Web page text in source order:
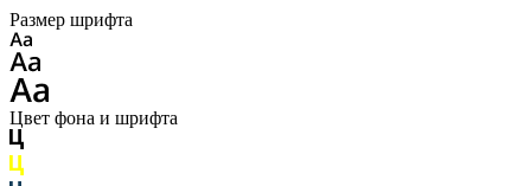
Размер шрифта
Цвет фона и шрифта